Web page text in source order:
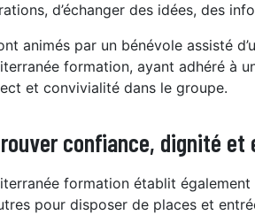
d’échanger des idées, des
animés par un bénévole assisté
formation, ayant adhéré à
et convivialité dans le groupe.
confiance, dignité et
formation établit
pour disposer de places et